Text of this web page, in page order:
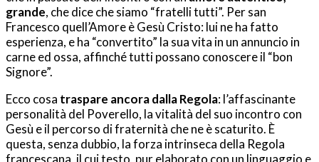
grande, che dice che siamo “fratelli tutti”. Per san
Francesco quell’Amore è Gesù Cristo: lui ne ha fatto
esperienza, e ha “convertito” la sua vita in un annuncio in
carne ed ossa, affinché tutti possano conoscere il “bon
Signore”.
Ecco cosa traspare ancora dalla Regola: l’affascinante
personalità del Poverello, la vitalità del suo incontro con
Gesù e il percorso di fraternità che ne è scaturito. È
questa, senza dubbio, la forza intrinseca della Regola
francescana, il cui testo, pur elaborato con un linguaggio e